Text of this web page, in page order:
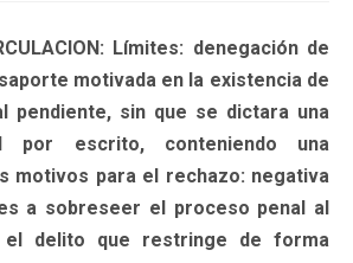
Límites: denegación de
motivada en la existencia de
pendiente, sin que se dictara una
por escrito, conteniendo una
motivos para el rechazo: negativa
a sobreseer el proceso penal al
el delito que restringe de forma